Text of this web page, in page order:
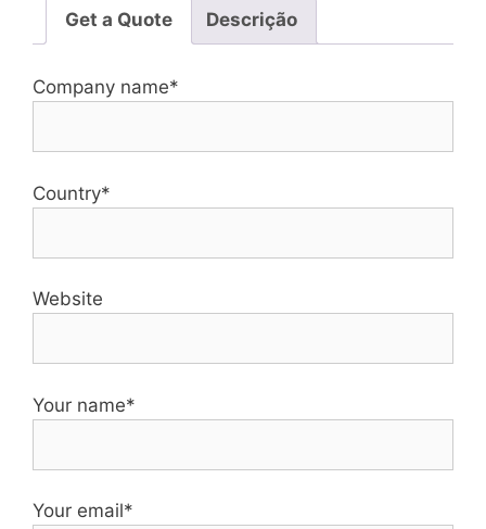
Get a Quote Descrição
Company name*
Country*
Website
Your name*
Your email*